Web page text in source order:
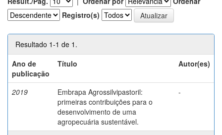
Registro(s)
Resultado 1-1 de 1.
Ano de
publicação
Título Autor(es)
2019
Embrapa Agrossilvipastoril:
primeiras contribuições para o
desenvolvimento de uma
agropecuária sustentável.
-